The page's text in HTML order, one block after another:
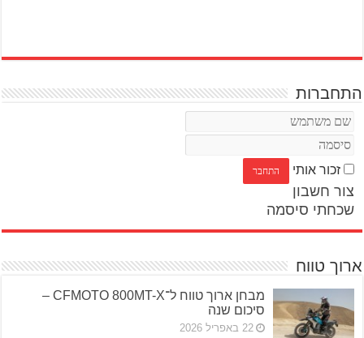
התחברות
זכור אותי
צור חשבון
שכחתי סיסמה
ארוך טווח
מבחן ארוך טווח ל־CFMOTO 800MT-X –
סיכום שנה
22 באפריל 2026